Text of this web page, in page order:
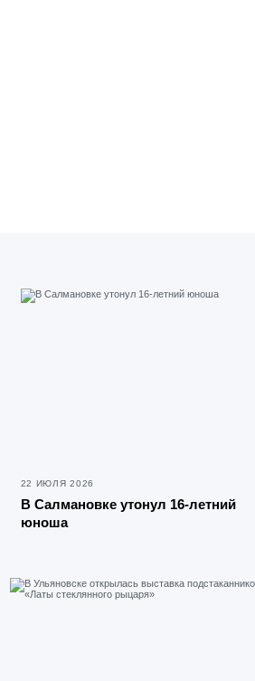
22 ИЮЛЯ 2026
В Салмановке утонул 16-летний
юноша